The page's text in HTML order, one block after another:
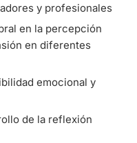
y profesionales
en la percepción
en diferentes
emocional y
de la reflexión